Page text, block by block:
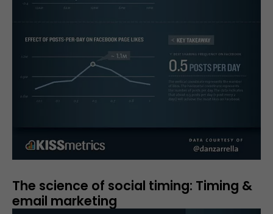
The science of social timing: Timing &
email marketing